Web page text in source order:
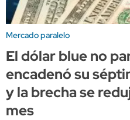
Mercado paralelo
El dólar blue no
encadenó su
y la brecha se
mes